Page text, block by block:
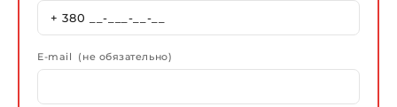
E-mail (не обязательно)